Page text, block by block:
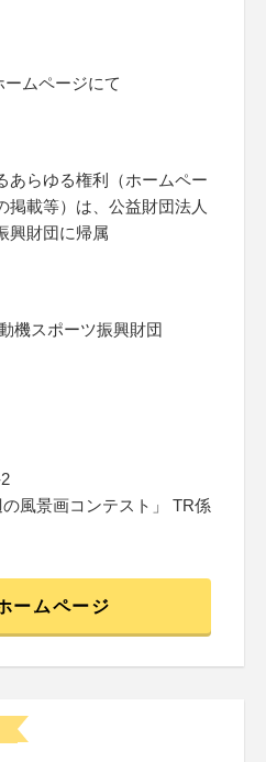
ームページにて
あらゆる権利（ホームペー
掲載等）は、公益財団法人
興財団に帰属
機スポーツ振興財団
風景画コンテスト」 TR係
ームページ